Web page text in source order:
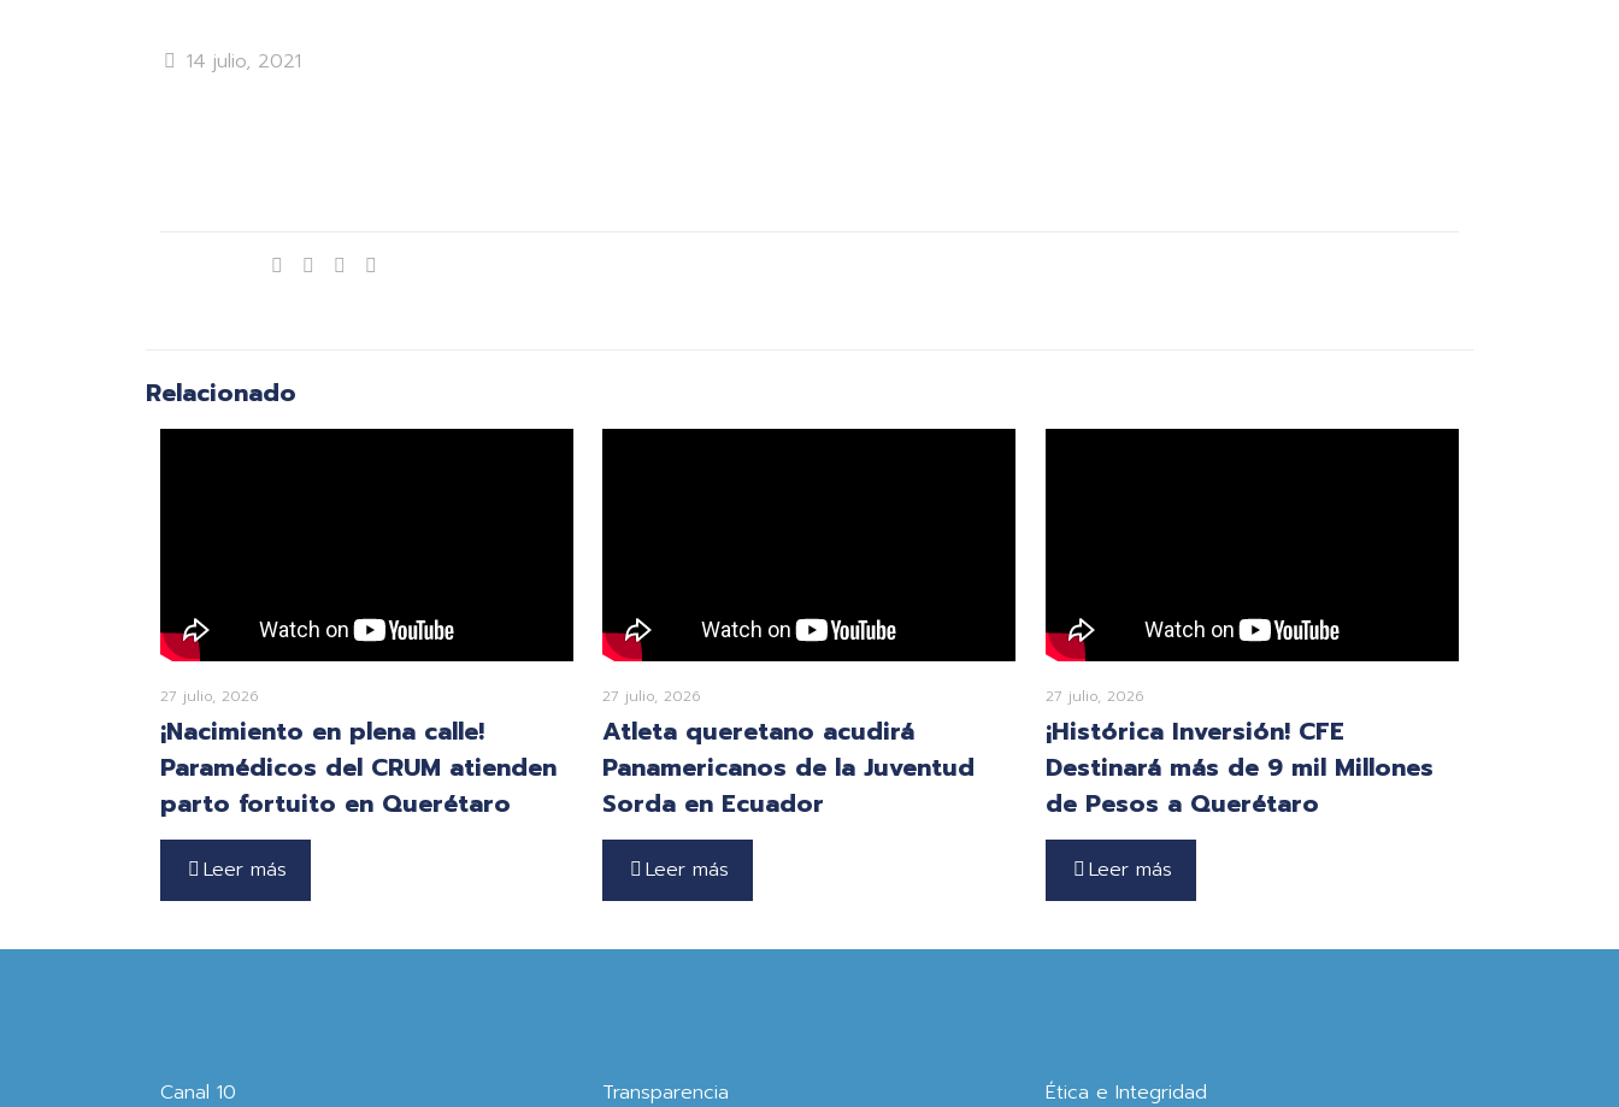
14 julio, 2021
Relacionado
27 julio, 2026
¡Nacimiento en plena calle!
Paramédicos del CRUM atienden
parto fortuito en Querétaro
Leer más
27 julio, 2026
Atleta queretano acudirá
Panamericanos de la Juventud
Sorda en Ecuador
Leer más
27 julio, 2026
¡Histórica Inversión! CFE
Destinará más de 9 mil Millones
de Pesos a Querétaro
Leer más
Canal 10 Transparencia Ética e Integridad